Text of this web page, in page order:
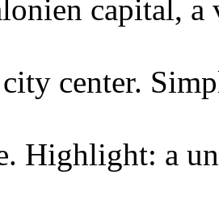
capital,
center.
Highlight: a